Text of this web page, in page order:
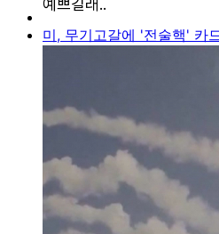
미, 무기고갈에 '전술핵' 카